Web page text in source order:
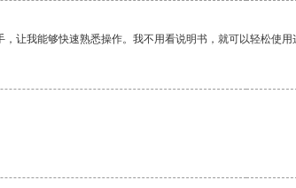
让我能够快速熟悉操作。我不用看说明书，就可以轻松使用